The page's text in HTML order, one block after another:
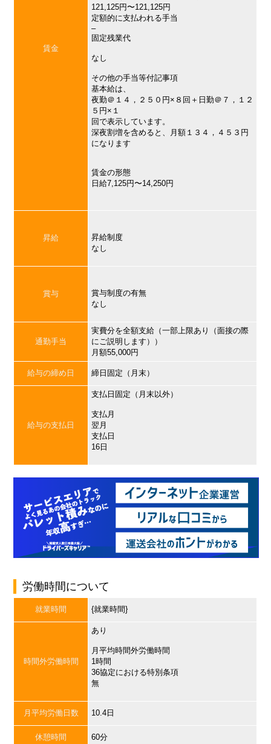
賃金
121,125円〜121,125円
定額的に支払われる手当
–
固定残業代
なし
その他の手当等付記事項
基本給は、
夜勤＠１４，２５０円×８回＋日勤＠７，１２
５円×１
回で表示しています。
深夜割増を含めると、月額１３４，４５３円
になります
賃金の形態
日給7,125円〜14,250円
昇給
昇給制度
なし
賞与
賞与制度の有無
なし
通勤手当
実費分を全額支給（一部上限あり（面接の際
にご説明します））
月額55,000円
給与の締め日 締日固定（月末）
給与の支払日
支払日固定（月末以外）
支払月
翌月
支払日
16日
労働時間について
就業時間 {就業時間}
時間外労働時間
あり
月平均時間外労働時間
1時間
36協定における特別条項
無
月平均労働日数 10.4日
休憩時間 60分